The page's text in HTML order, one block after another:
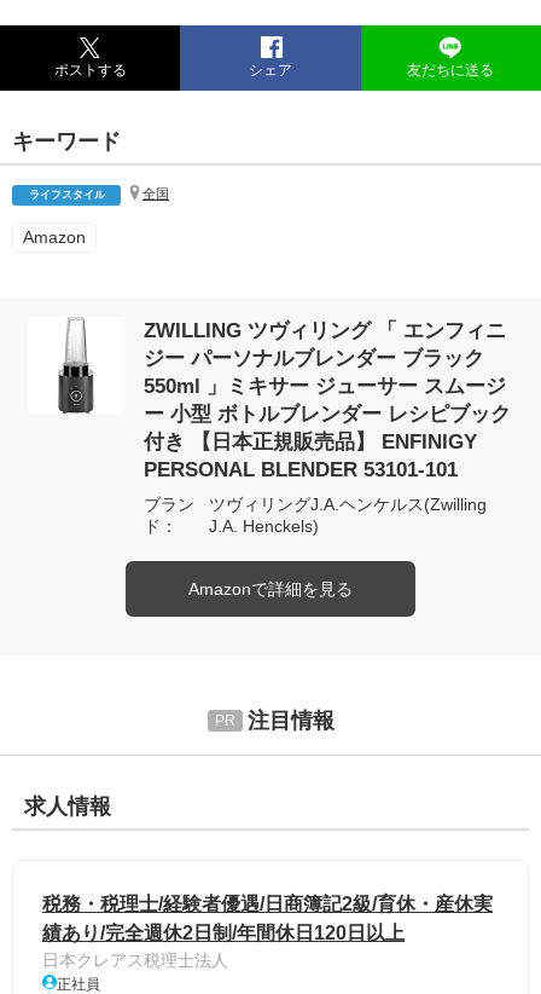
ポストする シェア 友だちに送る
キーワード
ライフスタイル 全国
Amazon
ZWILLING ツヴィリング 「 エンフィニ
ジー パーソナルブレンダー ブラック
550ml 」ミキサー ジューサー スムージ
ー 小型 ボトルブレンダー レシピブック
付き 【日本正規販売品】 ENFINIGY
PERSONAL BLENDER 53101-101
ブラン
ド：
ツヴィリングJ.A.ヘンケルス(Zwilling
J.A. Henckels)
Amazonで詳細を見る
注目情報
求人情報
税務・税理士/経験者優遇/日商簿記2級/育休・産休実
績あり/完全週休2日制/年間休日120日以上
日本クレアス税理士法人
正社員